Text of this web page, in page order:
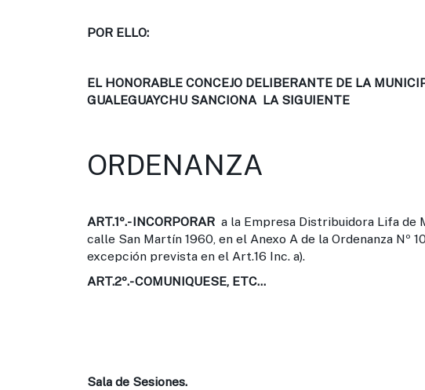
POR ELLO:
EL HONORABLE CONCEJO DELIBERANTE DE LA
GUALEGUAYCHU SANCIONA LA SIGUIENTE
ORDENANZA
ART.1º.-INCORPORAR a la Empresa Distribuidora Lifa de
calle San Martín 1960, en el Anexo A de la Ordenanza Nº
excepción prevista en el Art.16 Inc. a).
ART.2º.-COMUNIQUESE, ETC...
Sala de Sesiones.